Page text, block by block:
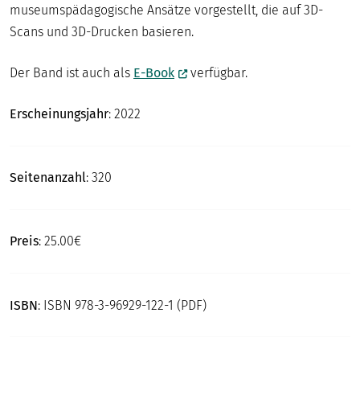
museumspädagogische Ansätze vorgestellt, die auf 3D-
Scans und 3D-Drucken basieren.
Der Band ist auch als E-Book verfügbar.
Erscheinungsjahr: 2022
Seitenanzahl: 320
Preis: 25.00€
ISBN: ISBN 978-3-96929-122-1 (PDF)